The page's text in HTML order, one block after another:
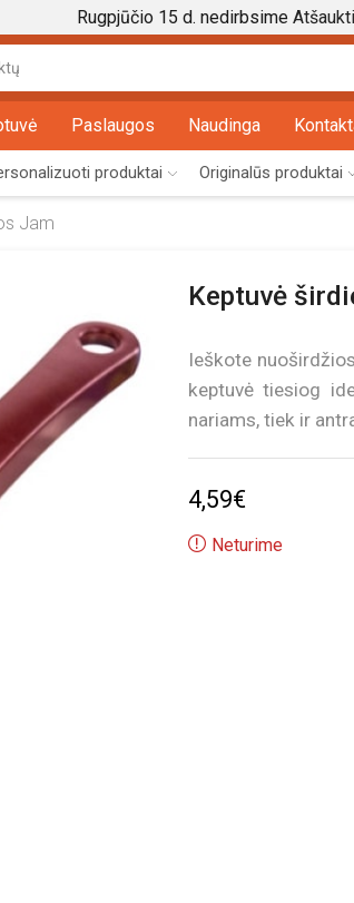
Rugpjūčio 15 d. nedirbsime Atšaukti
input
Paslaugos Naudinga
produktai Originalūs produktai
Jam
Keptuvė
Ieškote
keptuvė tiesiog
nariams, tiek ir
4,59€
Neturime